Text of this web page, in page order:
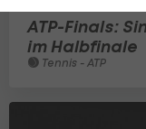
ATP-Finals:
im Halbfinale
Tennis - ATP